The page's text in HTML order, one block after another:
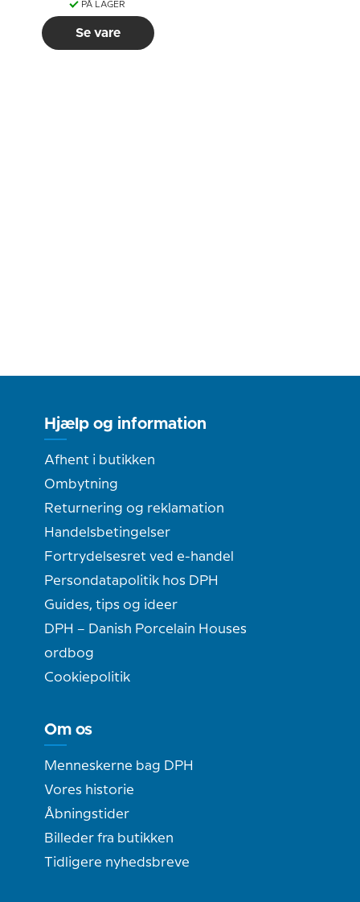
PÅ LAGER
Se vare
Hjælp og information
Afhent i butikken
Ombytning
Returnering og reklamation
Handelsbetingelser
Fortrydelsesret ved e-handel
Persondatapolitik hos DPH
Guides, tips og ideer
DPH – Danish Porcelain Houses
ordbog
Cookiepolitik
Om os
Menneskerne bag DPH
Vores historie
Åbningstider
Billeder fra butikken
Tidligere nyhedsbreve